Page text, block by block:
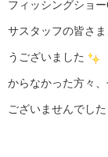
フィッシングショ
サスタッフの皆さ
うございました
からなかった方々
ございませんでした